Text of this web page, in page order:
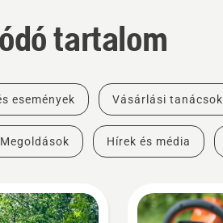
tartalom
események Vásárlási tanácsok
Megoldások Hírek és média